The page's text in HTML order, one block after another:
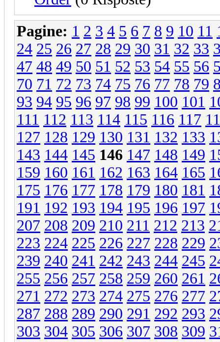
Pagine: 1 2 3 4 5 6 7 8 9 10 11
24 25 26 27 28 29 30 31 32 33
47 48 49 50 51 52 53 54 55 56
70 71 72 73 74 75 76 77 78 79
93 94 95 96 97 98 99 100 101
111 112 113 114 115 116 117
127 128 129 130 131 132 133
143 144 145 146 147 148 149
159 160 161 162 163 164 165
175 176 177 178 179 180 181
191 192 193 194 195 196 197
207 208 209 210 211 212 213
223 224 225 226 227 228 229
239 240 241 242 243 244 245
255 256 257 258 259 260 261
271 272 273 274 275 276 277
287 288 289 290 291 292 293
303 304 305 306 307 308 309